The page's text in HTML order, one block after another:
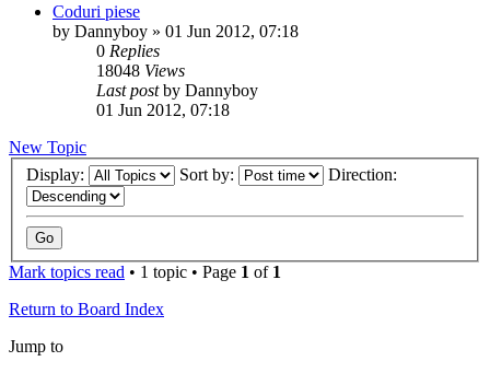
Coduri piese
by Dannyboy » 01 Jun 2012, 07:18
0 Replies
18048 Views
Last postby Dannyboy
01 Jun 2012, 07:18
New Topic
Display:
Sort by: Direction:
Mark topics read • 1 topic • Page 1 of 1
Return to Board Index
Jump to